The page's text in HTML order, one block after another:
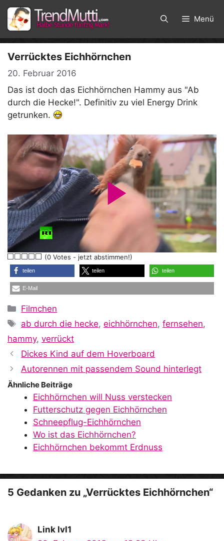
Zum
Inhalt
springen
Menü
Verrücktes Eichhörnchen
20. Februar 2016
Das ist doch das Eichhörnchen Hammy aus "Ab
durch die Hecke!". Definitiv zu viel Energy Drink
getrunken.
P
l
a
y
V
i
d
e
o
(0 Votes - jetzt abstimmen!)
teilen teilen teilen
E-Mail
Kategorien
Filmchen
Schlagwörter
ab durch die hecke,eichhörnchen,fernsehen,
hammy, verrückt
Dickes Kind auf dem Hoverboard
Autorennen mit passendem Sound hinterlegt
Ähnliche Beiträge
Eichhörnchen will Nuss verstecken
Futterschutz gegen Eichhörnchen
Schneepflug-Eichhörnchen
Wo ist das Eichhörnchen?
Eichhörnchen bekommt Erdnuss
5 Gedanken zu „Verrücktes Eichhörnchen“
Link lvl1